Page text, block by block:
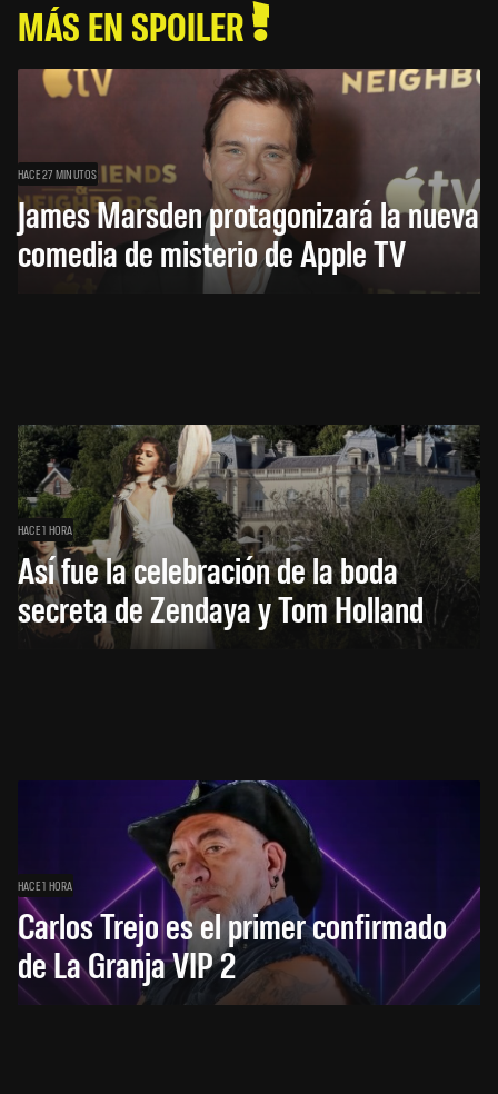
MÁS EN SPOILER
HACE 27 MINUTOS
James Marsden protagonizará la nueva
comedia de misterio de Apple TV
HACE 1 HORA
Así fue la celebración de la boda
secreta de Zendaya y Tom Holland
HACE 1 HORA
Carlos Trejo es el primer confirmado
de La Granja VIP 2